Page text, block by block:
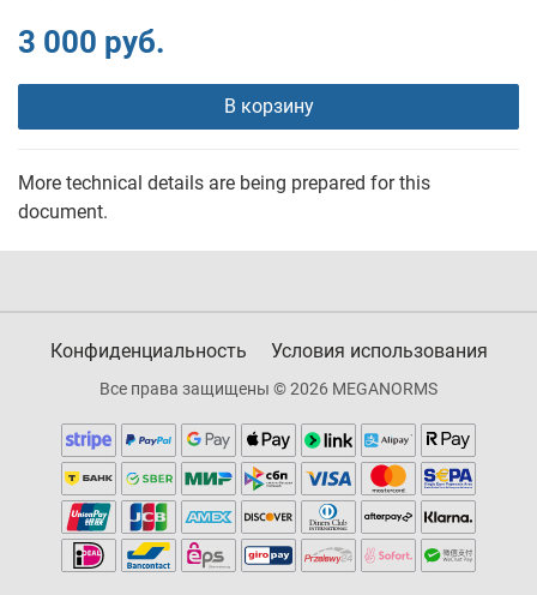
3 000 руб.
В корзину
More technical details are being prepared for this
document.
Конфиденциальность Условия использования
Все права защищены © 2026 MEGANORMS